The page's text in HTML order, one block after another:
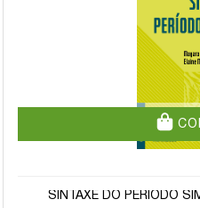
SINTAXE DO PERÍODO